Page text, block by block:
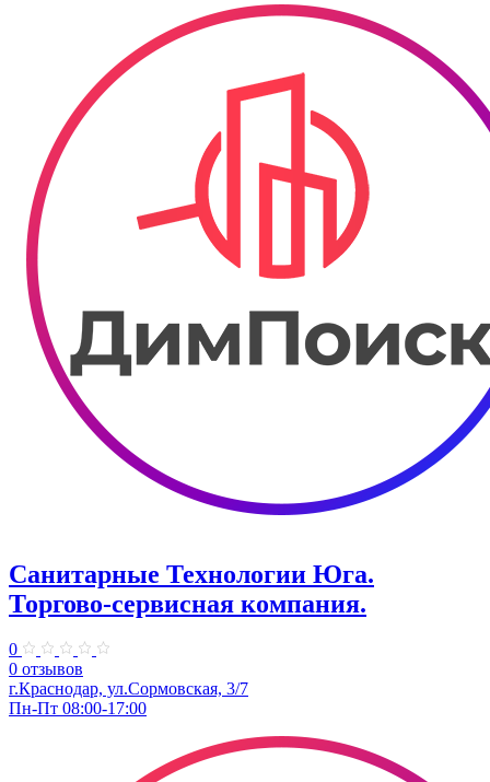
Санитарные Технологии Юга.
Торгово-сервисная компания.
0
0 отзывов
г.Краснодар, ул.Сормовская, 3/7
Пн-Пт 08:00-17:00